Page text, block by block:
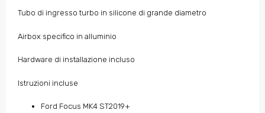
Tubo di ingresso turbo in silicone di grande diametro
Airbox specifico in alluminio
Hardware di installazione incluso
Istruzioni incluse
Ford Focus MK4 ST2019+